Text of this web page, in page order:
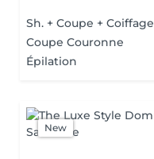
Sh. + Coupe + Coiffage
Coupe Couronne
Épilation
New